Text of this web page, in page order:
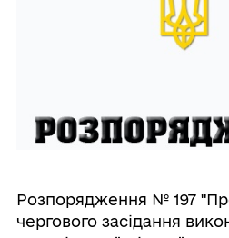
Розпорядження № 197
чергового засідання